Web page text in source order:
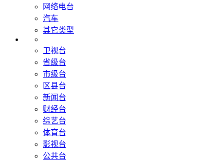
网络电台
汽车
其它类型
卫视台
省级台
市级台
区县台
新闻台
财经台
综艺台
体育台
影视台
公共台